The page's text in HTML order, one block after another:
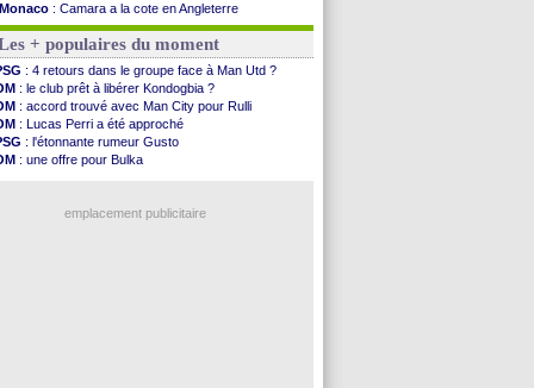
Monaco : Camara a la cote en Angleterre
Amical: encore une défaite pour Strasbourg
OM: la piste Goore en attaque
PSG: ça négocie avec le Barça pour Torres
Amical : Rennes s'incline contre Brentford
Arsenal: c'est signé pour Guimaraes (officiel)
Amical: Le Mans concède un nul
Real: Mourinho durcit les règles
Amical: Toulouse s'incline lourdement
OM : Benatia et la "médiocrité" dans le club
: une deuxième offre pour Suzuki
+ populaires du moment
: 4 retours dans le groupe face à Man Utd ?
: le club prêt à libérer Kondogbia ?
: accord trouvé avec Man City pour Rulli
: Lucas Perri a été approché
: l'étonnante rumeur Gusto
: une offre pour Bulka
emplacement publicitaire